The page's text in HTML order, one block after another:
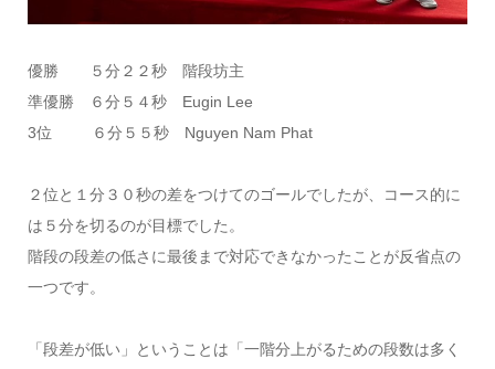
優勝 ５分２２秒 階段坊主
準優勝 ６分５４秒 Eugin Lee
3位 ６分５５秒 Nguyen Nam Phat
２位と１分３０秒の差をつけてのゴールでしたが、コース的に
は５分を切るのが目標でした。
階段の段差の低さに最後まで対応できなかったことが反省点の
一つです。
「段差が低い」ということは「一階分上がるための段数は多く